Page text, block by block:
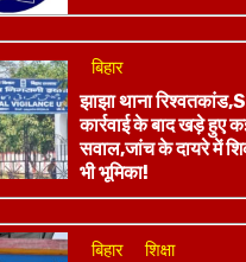
बिहार
झाझा थाना
कार्रवाई के बाद खड़े हुए
सवाल,जांच के दायरे में
भी भूमिका!
बिहार शिक्षा